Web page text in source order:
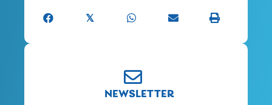
𝕏
NEWSLETTER